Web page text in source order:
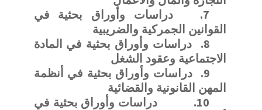
7.
دراسات وأوراق بحثية في
القوانين الجمركية والضريبية
8.
دراسات وأوراق بحثية في المادة
الاجتماعية وعقود الشغل
9.
دراسات وأوراق بحثية في أنظمة
المهن القانونية والقضائية
10.
دراسات وأوراق بحثية في